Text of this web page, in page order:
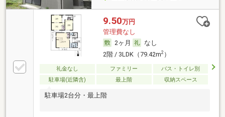
9.50万円
管理費なし
2ヶ月
なし
2階 / 3LDK（79.42m2）
礼金なし ファミリー
バス・トイレ別
駐車場(近隣含)
最上階 収納スペース
駐車場2台分・最上階